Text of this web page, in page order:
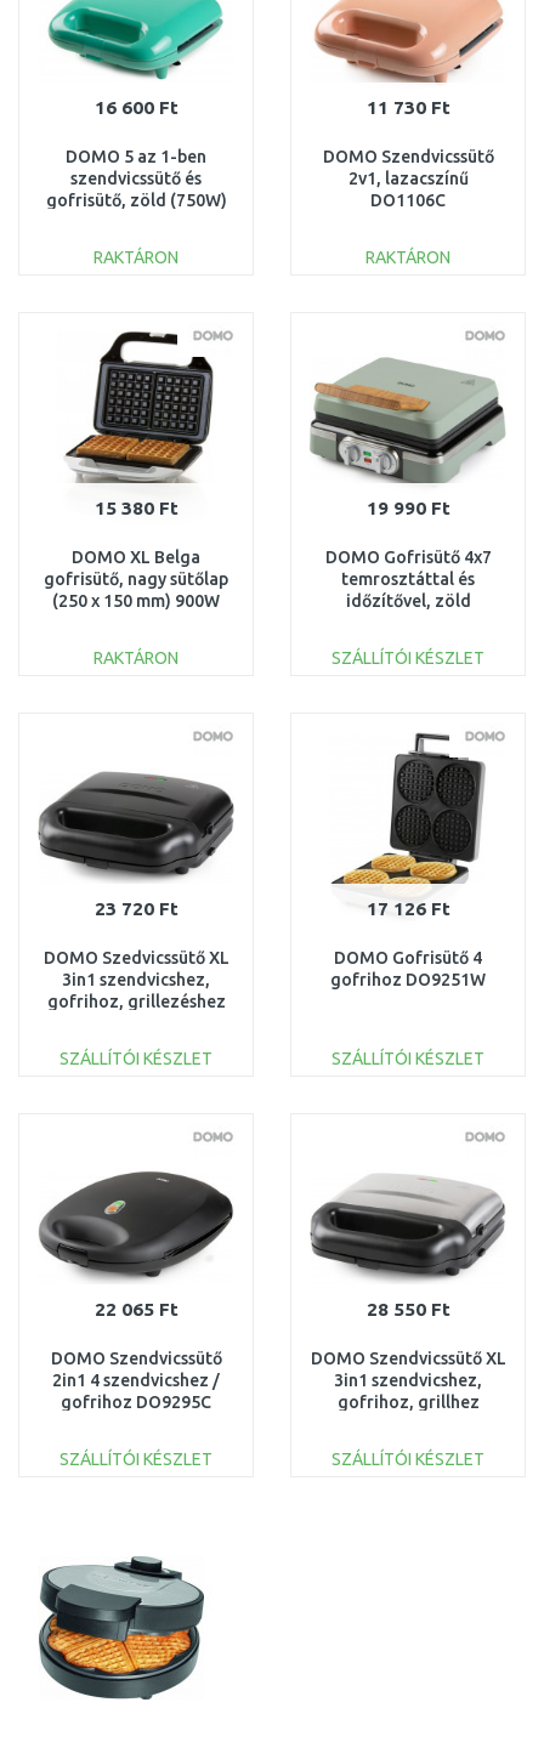
16 600 Ft
DOMO 5 az 1-ben
szendvicssütő és
gofrisütő, zöld (750W)
RAKTÁRON
Összehasonlítás
11 730 Ft
DOMO Szendvicssütő
2v1, lazacszínű
DO1106C
RAKTÁRON
Összehasonlítás
15 380 Ft
DOMO XL Belga
gofrisütő, nagy sütőlap
(250 x 150 mm) 900W
RAKTÁRON
Összehasonlítás
19 990 Ft
DOMO Gofrisütő 4x7
temrosztáttal és
időzítővel, zöld
SZÁLLÍTÓI KÉSZLET
Összehasonlítás
23 720 Ft
DOMO Szedvicssütő XL
3in1 szendvicshez,
gofrihoz, grillezéshez
SZÁLLÍTÓI KÉSZLET
Összehasonlítás
17 126 Ft
DOMO Gofrisütő 4
gofrihoz DO9251W
SZÁLLÍTÓI KÉSZLET
Összehasonlítás
22 065 Ft
DOMO Szendvicssütő
2in1 4 szendvicshez /
gofrihoz DO9295C
SZÁLLÍTÓI KÉSZLET
28 550 Ft
DOMO Szendvicssütő XL
3in1 szendvicshez,
gofrihoz, grillhez
SZÁLLÍTÓI KÉSZLET